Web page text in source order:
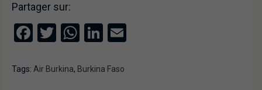
Partager sur:
Facebook
Twitter
WhatsApp
LinkedIn
Tags: Air Burkina, Burkina Faso